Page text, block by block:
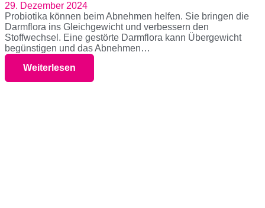
29. Dezember 2024
Probiotika können beim Abnehmen helfen. Sie bringen die
Darmflora ins Gleichgewicht und verbessern den
Stoffwechsel. Eine gestörte Darmflora kann Übergewicht
begünstigen und das Abnehmen…
Weiterlesen